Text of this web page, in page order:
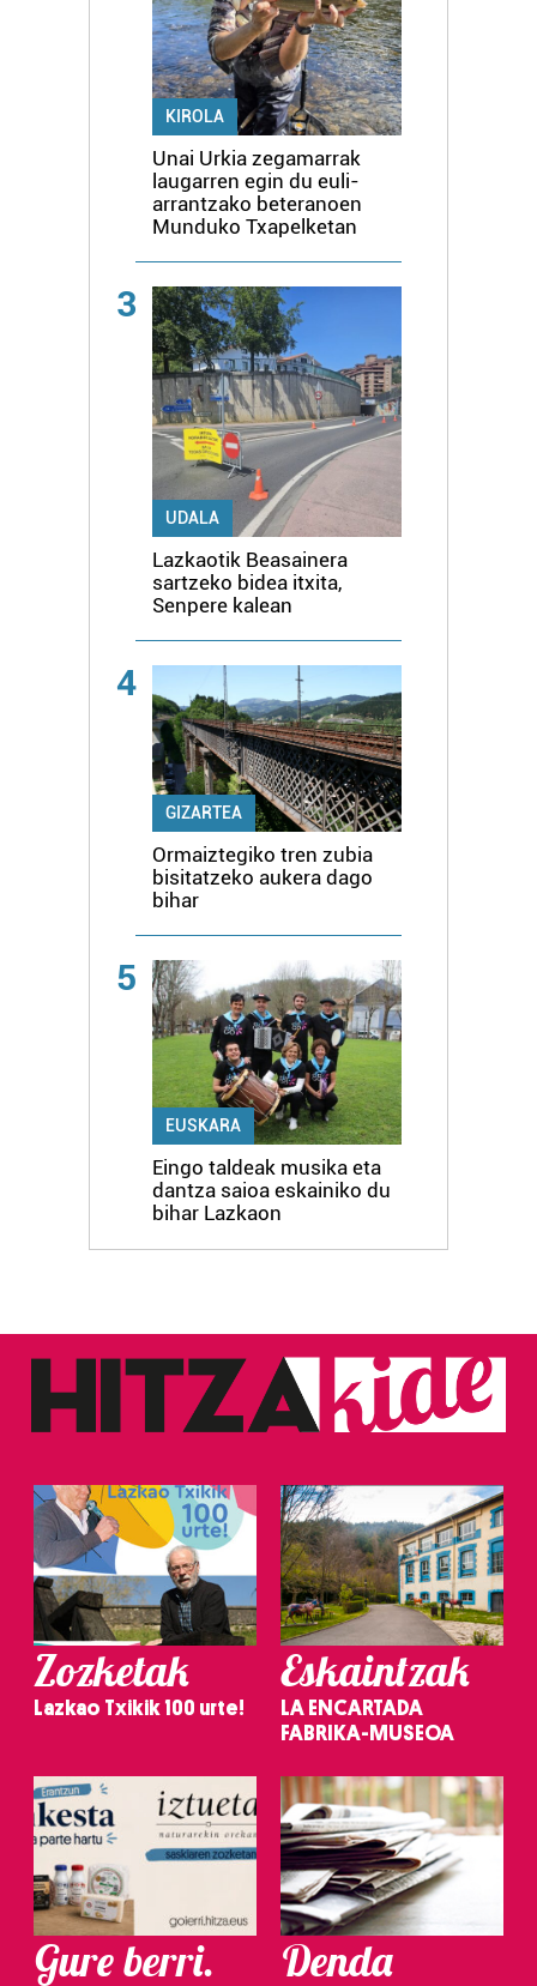
KIROLA
Unai Urkia zegamarrak
laugarren egin du euli-
arrantzako beteranoen
Munduko Txapelketan
3
UDALA
Lazkaotik Beasainera
sartzeko bidea itxita,
Senpere kalean
4
GIZARTEA
Ormaiztegiko tren zubia
bisitatzeko aukera dago
bihar
5
EUSKARA
Eingo taldeak musika eta
dantza saioa eskainiko du
bihar Lazkaon
Zozketak
Lazkao Txikik 100 urte!
Eskaintzak
LA ENCARTADA
FABRIKA-MUSEOA
Gure berri. Denda